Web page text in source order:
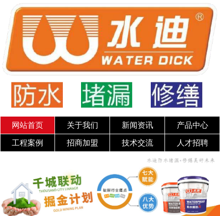
网站首页 关于我们 新闻资讯 产品中心
工程案例 招商加盟 技术交流 人才招聘